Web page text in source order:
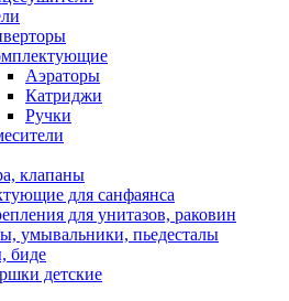
Аэраторы
Катриджи
Ручки
клапаны
для санфаянса
для унитазов, раковин
умывальники, пьедесталы
биде
детские